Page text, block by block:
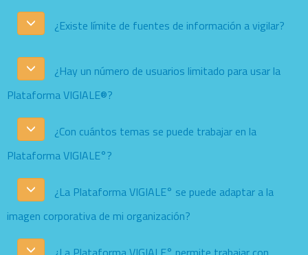
¿Existe límite de fuentes de información a vigilar?
¿Hay un número de usuarios limitado para usar la
Plataforma VIGIALE®?
¿Con cuántos temas se puede trabajar en la
Plataforma VIGIALE°?
¿La Plataforma VIGIALE° se puede adaptar a la
imagen corporativa de mi organización?